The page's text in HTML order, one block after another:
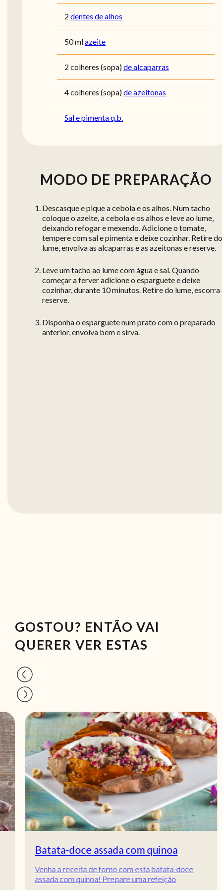
2 dentes de alhos
50mlazeite
2 colheres (sopa)de alcaparras
4colheres (sopa)de azeitonas
Sal e pimenta q.b.
MODO DE PREPARAÇÃO
Descasque e pique a cebola e os alhos. Num tacho
coloque o azeite, a cebola e os alhos e leve ao lume,
deixando refogar e mexendo. Adicione o tomate,
tempere com sal e pimenta e deixe cozinhar. Retire do
lume, envolva as alcaparras e as azeitonas e reserve.
Leve um tacho ao lume com água e sal. Quando
começar a ferver adicione o esparguete e deixe
cozinhar, durante 10 minutos. Retire do lume, escorra
reserve.
Disponha o esparguete num prato com o preparado
anterior, envolva bem e sirva.
GOSTOU? ENTÃO VAI
QUERER VER ESTAS
Batata-doce assada com quinoa
Venha a receita de forno com esta batata-doce
assada com quinoa! Prepare uma refeição